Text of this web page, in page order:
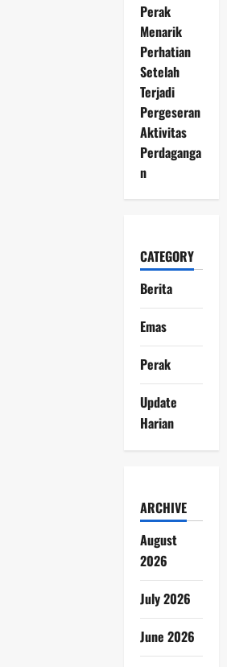
Perak
Menarik
Perhatian
Setelah
Terjadi
Pergeseran
Aktivitas
Perdaganga
n
CATEGORY
Berita
Emas
Perak
Update
Harian
ARCHIVE
August
2026
July 2026
June 2026